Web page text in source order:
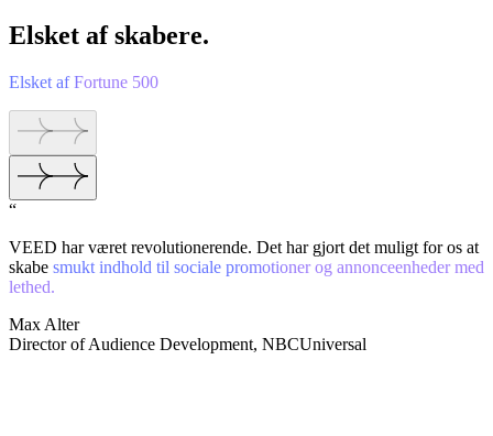
Elsket af skabere.
Elsket af Fortune 500
“
VEED har været revolutionerende. Det har gjort det muligt for os at
skabe smukt indhold til sociale promotioner og annonceenheder med
lethed.
Max Alter
Director of Audience Development, NBCUniversal